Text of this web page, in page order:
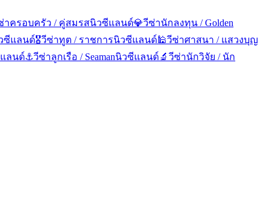
าครอบครัว / คู่สมรสนิวซีแลนด์💎วีซ่านักลงทุน / Golden
ซีแลนด์🎖️วีซ่าทูต / ราชการนิวซีแลนด์🕌วีซ่าศาสนา / แสวงบุญ
ลนด์⚓วีซ่าลูกเรือ / Seamanนิวซีแลนด์🔬 วีซ่านักวิจัย / นัก